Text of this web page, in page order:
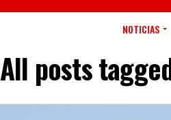
NOTICIAS
All posts